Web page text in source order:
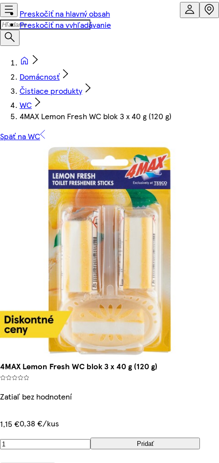
Preskočiť na hlavný obsah
Preskočiť na vyhľadávanie
Domácnosť
Čistiace produkty
WC
4MAX Lemon Fresh WC blok 3 x 40 g (120 g)
Späť na WC
4MAX Lemon Fresh WC blok 3 x 40 g (120 g)
Zatiaľ bez hodnotení
1,15 €0,38 €/kus
Pridať